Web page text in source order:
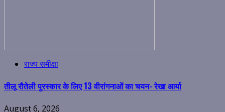
राज्य समीक्षा
तीलू रौतेली पुरस्कार के लिए 13 वीरांगनाओं का चयन- रेखा आर्या
August 6, 2026